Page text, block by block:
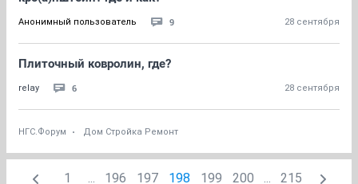
Анонимный пользователь 9 28 сентября
Плиточный ковролин, где?
relay 6 28 сентября
НГС.Форум Дом Стройка Ремонт
1 ... 196 197 198 199 200 ... 215